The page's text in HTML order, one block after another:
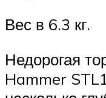
Вес в 6.3 кг.
Недорогая
Hammer